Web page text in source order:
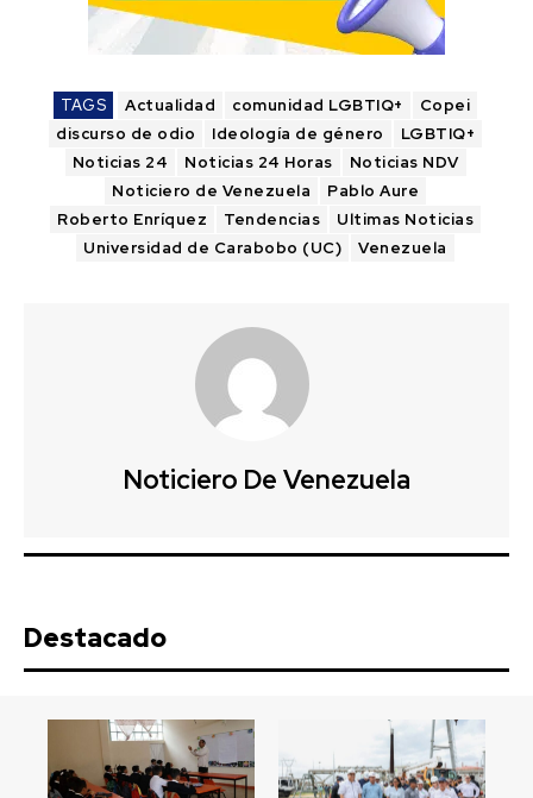
TAGS Actualidad comunidad LGBTIQ+
Copei
discurso de odio
Ideología de género
LGBTIQ+
Noticias 24
Noticias 24 Horas
Noticias NDV
Noticiero de Venezuela
Pablo Aure
Roberto Enríquez
Tendencias
Ultimas Noticias
Universidad de Carabobo (UC)
Venezuela
Noticiero De Venezuela
Destacado